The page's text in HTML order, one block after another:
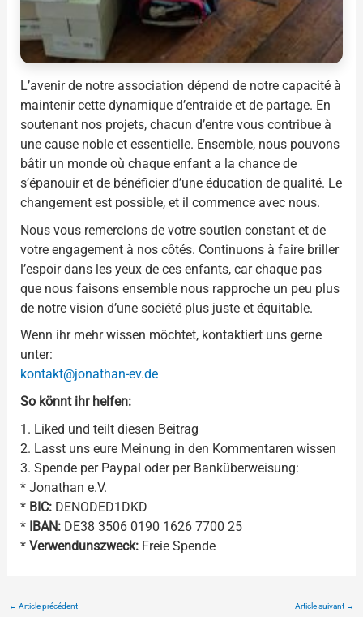
L’avenir de notre association dépend de notre capacité à
maintenir cette dynamique d’entraide et de partage. En
soutenant nos projets, chacun d’entre vous contribue à
une cause noble et essentielle. Ensemble, nous pouvons
bâtir un monde où chaque enfant a la chance de
s’épanouir et de bénéficier d’une éducation de qualité. Le
changement est possible, et il commence avec nous.
Nous vous remercions de votre soutien constant et de
votre engagement à nos côtés. Continuons à faire briller
l’espoir dans les yeux de ces enfants, car chaque pas
que nous faisons ensemble nous rapproche un peu plus
de notre vision d’une société plus juste et équitable.
Wenn ihr mehr wissen möchtet, kontaktiert uns gerne
unter:
kontakt@jonathan-ev.de
So könnt ihr helfen:
1. Liked und teilt diesen Beitrag
2. Lasst uns eure Meinung in den Kommentaren wissen
3. Spende per Paypal oder per Banküberweisung:
* Jonathan e.V.
* BIC:DENODED1DKD
* IBAN:DE38 3506 0190 1626 7700 25
* Verwendunszweck:Freie Spende
← Article précédent Article suivant →